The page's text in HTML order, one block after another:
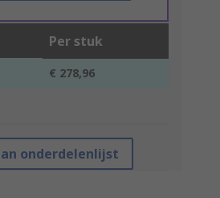
Per stuk
€ 278,96
onderdelenlijst